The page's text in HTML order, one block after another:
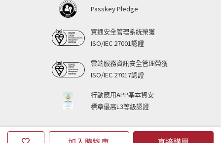
Passkey Pledge
資通安全管理系統榮獲
ISO/IEC 27001認證
雲端服務資訊安全管理榮獲
ISO/IEC 27017認證
行動應用APP基本資安
標章最高L3等級認證